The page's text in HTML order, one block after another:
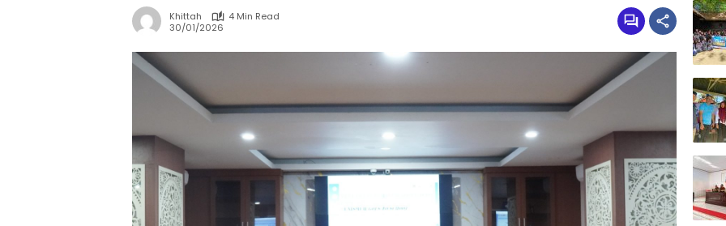
Khittah
4 Min Read
30/01/2026